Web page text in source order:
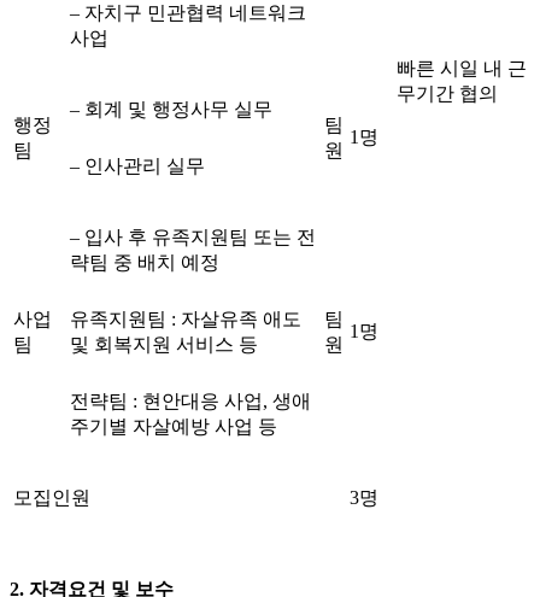
– 자치구 민관협력 네트워크
사업
빠른 시일 내 근
무기간 협의
행정
팀
– 회계 및 행정사무 실무
– 인사관리 실무
팀
원
1명
사업
팀
– 입사 후 유족지원팀 또는 전
략팀 중 배치 예정
유족지원팀 : 자살유족 애도
및 회복지원 서비스 등
전략팀 : 현안대응 사업, 생애
주기별 자살예방 사업 등
팀
원
1명
모집인원 3명
2. 자격요건 및 보수